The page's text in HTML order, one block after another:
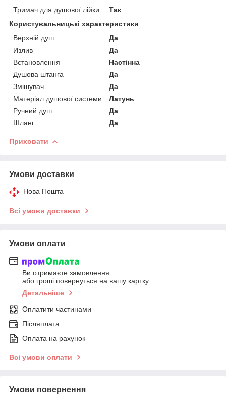
Тримач для душової лійки
Так
Користувальницькі характеристики
Верхній душ
Да
Излив
Да
Встановлення
Настінна
Душова штанга
Да
Змішувач
Да
Матеріал душової системи
Латунь
Ручний душ
Да
Шланг
Да
Приховати
Умови доставки
Нова Пошта
Всі умови доставки
Умови оплати
Ви отримаєте замовлення
або гроші повернуться на вашу картку
Детальніше
Оплатити частинами
Післяплата
Оплата на рахунок
Всі умови оплати
Умови повернення